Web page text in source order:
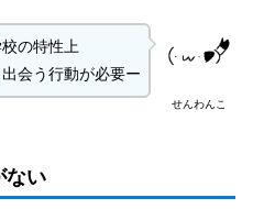
せんわんこ
の特性上
会う行動が必要ー
ない